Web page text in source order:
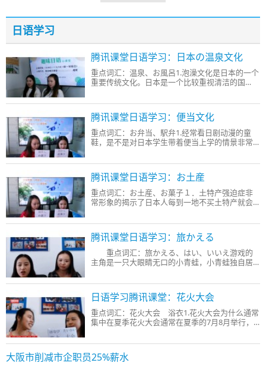
日语学习
腾讯课堂日语学习：日本の温泉文化
重点词汇：温泉、お風呂1.泡澡文化是日本的一个
重要传统文化。日本是一个比较重视清洁的国
腾讯课堂日语学习：便当文化
重点词汇：お弁当、駅弁1.经常看日剧动漫的童
鞋，是不是对日本学生带着便当上学的情景非常
腾讯课堂日语学习：お土産
重点词汇：お土産、お菓子１．土特产强迫症非
常形象的揭示了日本人每到一地不买土特产就会
腾讯课堂日语学习：旅かえる
重点词汇：旅かえる、はい、いいえ游戏的
主角是一只大眼睛无口的小青蛙，小青蛙独自居
日语学习腾讯课堂：花火大会
重点词汇：花火大会 浴衣1.花火大会为什么通常
集中在夏季花火大会通常在夏季的7月8月举行，
大阪市削减市企职员25%薪水